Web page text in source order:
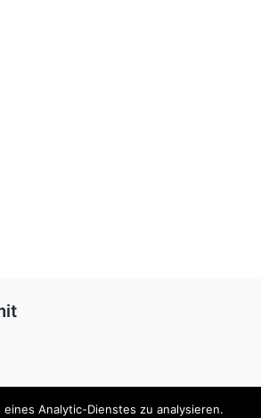
Analytic-Dienstes zu analysieren.